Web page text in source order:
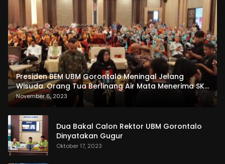
Presiden BEM UBM Gorontalo Meningal Jelang
Wisuda. Orang Tua Berlinang Air Mata Menerima SKL
dan Pemasangan Salempang
November 6, 2023
Dua Bakal Calon Rektor UBM Gorontalo
Dinyatakan Gugur
Oktober 17, 2023